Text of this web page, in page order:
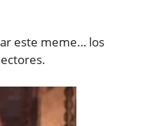
este meme… los